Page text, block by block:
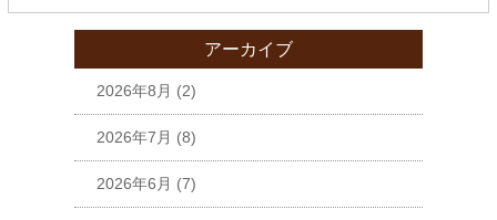
アーカイブ
2026年8月 (2)
2026年7月 (8)
2026年6月 (7)